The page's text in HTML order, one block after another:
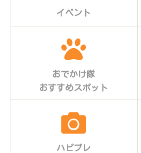
イベント
おでかけ隊
おすすめスポット
ハピプレ